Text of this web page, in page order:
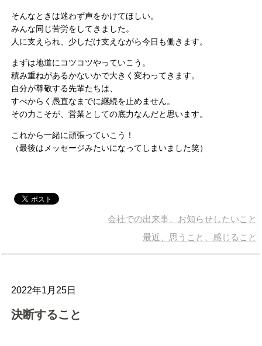
そんなときは迷わず声をかけてほしい。
みんな同じ苦労をしてきました。
人に支えられ、少しだけ支えながら今日も働きます。
まずは地道にコツコツやっていこう。
積み重ねがあるかないかで大きく変わってきます。
自分が尊敬する先輩たちは、
すべからく愚直なまでに継続を止めません。
その力こそが、営業としての底力なんだと思います。
これから一緒に頑張っていこう！
（最後はメッセージみたいになってしまいました笑）
会社での出来事、お知らせしたいこと
最近、思うこと、感じること
2022年1月25日
決断すること